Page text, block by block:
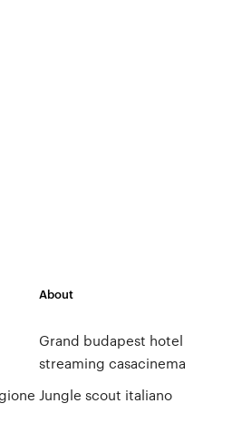
About
Grand budapest hotel
streaming casacinema
Jungle scout italiano